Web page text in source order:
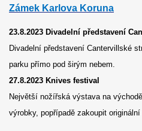
Zámek Karlova Koruna
23.8.2023 Divadelní představení
Divadelní představení Cantervillské
parku přímo pod širým nebem.
27.8.2023 Knives festival
Největší nožířská výstava na
výrobky, popřípadě zakoupit originální